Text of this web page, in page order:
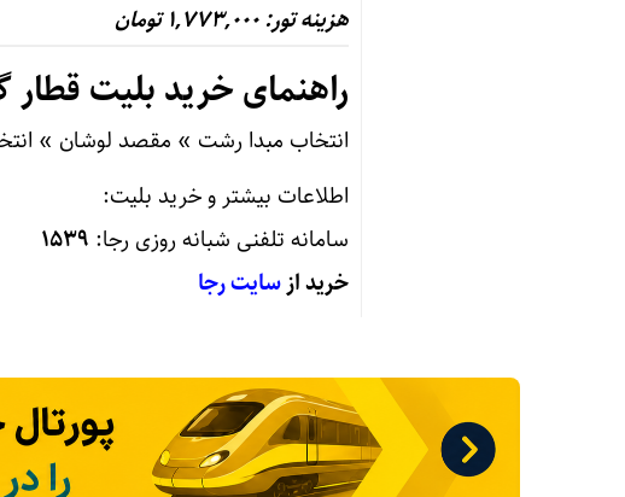
هزینه تور: ۱,۷۷۳,۰۰۰ تومان
راهنمای خرید بلیت
انتخاب مبدا رشت » مقصد لوشان »
اطلاعات بيشتر و خريد بليت:
۱۵۳۹
خرید ازسایت رجا